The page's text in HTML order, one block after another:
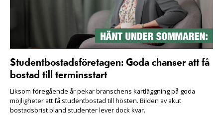
Studentbostadsföretagen: Goda chanser att få
bostad till terminsstart
Liksom föregående år pekar branschens kartläggning på goda
möjligheter att få studentbostad till hösten. Bilden av akut
bostadsbrist bland studenter lever dock kvar.